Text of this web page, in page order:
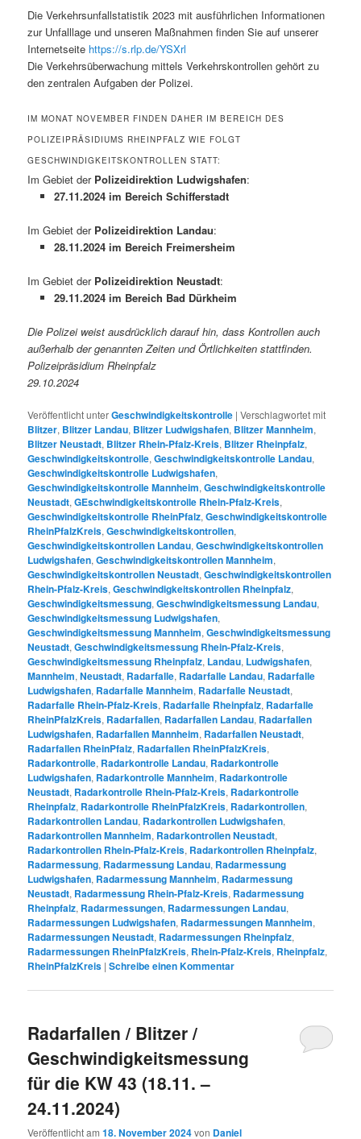
Die Verkehrsunfallstatistik 2023 mit ausführlichen Informationen
zur Unfalllage und unseren Maßnahmen finden Sie auf unserer
Internetseite https://s.rlp.de/YSXrl
Die Verkehrsüberwachung mittels Verkehrskontrollen gehört zu
den zentralen Aufgaben der Polizei.
IM MONAT NOVEMBER FINDEN DAHER IM BEREICH DES
POLIZEIPRÄSIDIUMS RHEINPFALZ WIE FOLGT
GESCHWINDIGKEITSKONTROLLEN STATT:
Im Gebiet der Polizeidirektion Ludwigshafen:
27.11.2024 im Bereich Schifferstadt
Im Gebiet der Polizeidirektion Landau:
28.11.2024 im Bereich Freimersheim
Im Gebiet der Polizeidirektion Neustadt:
29.11.2024 im Bereich Bad Dürkheim
Die Polizei weist ausdrücklich darauf hin, dass Kontrollen auch
außerhalb der genannten Zeiten und Örtlichkeiten stattfinden.
Polizeipräsidium Rheinpfalz
29.10.2024
Veröffentlicht unterGeschwindigkeitskontrolle |Verschlagwortet mit
Blitzer, Blitzer Landau, Blitzer Ludwigshafen, Blitzer Mannheim,
Blitzer Neustadt, Blitzer Rhein-Pfalz-Kreis, Blitzer Rheinpfalz,
Geschwindigkeitskontrolle,Geschwindigkeitskontrolle Landau,
Geschwindigkeitskontrolle Ludwigshafen,
Geschwindigkeitskontrolle Mannheim,Geschwindigkeitskontrolle
Neustadt,GEschwindigkeitskontrolle Rhein-Pfalz-Kreis,
Geschwindigkeitskontrolle RheinPfalz,Geschwindigkeitskontrolle
RheinPfalzKreis,Geschwindigkeitskontrollen,
Geschwindigkeitskontrollen Landau,Geschwindigkeitskontrollen
Ludwigshafen,Geschwindigkeitskontrollen Mannheim,
Geschwindigkeitskontrollen Neustadt,Geschwindigkeitskontrollen
Rhein-Pfalz-Kreis,Geschwindigkeitskontrollen Rheinpfalz,
Geschwindigkeitsmessung,Geschwindigkeitsmessung Landau,
Geschwindigkeitsmessung Ludwigshafen,
Geschwindigkeitsmessung Mannheim,Geschwindigkeitsmessung
Neustadt,Geschwindigkeitsmessung Rhein-Pfalz-Kreis,
Geschwindigkeitsmessung Rheinpfalz, Landau, Ludwigshafen,
Mannheim,Neustadt, Radarfalle, Radarfalle Landau, Radarfalle
Ludwigshafen, Radarfalle Mannheim, Radarfalle Neustadt,
Radarfalle Rhein-Pfalz-Kreis, Radarfalle Rheinpfalz, Radarfalle
RheinPfalzKreis, Radarfallen, Radarfallen Landau, Radarfallen
Ludwigshafen, Radarfallen Mannheim, Radarfallen Neustadt,
Radarfallen RheinPfalz, Radarfallen RheinPfalzKreis,
Radarkontrolle, Radarkontrolle Landau, Radarkontrolle
Ludwigshafen, Radarkontrolle Mannheim, Radarkontrolle
Neustadt, Radarkontrolle Rhein-Pfalz-Kreis, Radarkontrolle
Rheinpfalz, Radarkontrolle RheinPfalzKreis, Radarkontrollen,
Radarkontrollen Landau, Radarkontrollen Ludwigshafen,
Radarkontrollen Mannheim, Radarkontrollen Neustadt,
Radarkontrollen Rhein-Pfalz-Kreis, Radarkontrollen Rheinpfalz,
Radarmessung, Radarmessung Landau, Radarmessung
Ludwigshafen, Radarmessung Mannheim, Radarmessung
Neustadt, Radarmessung Rhein-Pfalz-Kreis, Radarmessung
Rheinpfalz, Radarmessungen, Radarmessungen Landau,
Radarmessungen Ludwigshafen, Radarmessungen Mannheim,
Radarmessungen Neustadt, Radarmessungen Rheinpfalz,
Radarmessungen RheinPfalzKreis, Rhein-Pfalz-Kreis, Rheinpfalz,
RheinPfalzKreis |Schreibe einen Kommentar
Radarfallen / Blitzer /
Geschwindigkeitsmessung
für die KW 43 (18.11. –
24.11.2024)
Veröffentlicht am18. November 2024von Daniel